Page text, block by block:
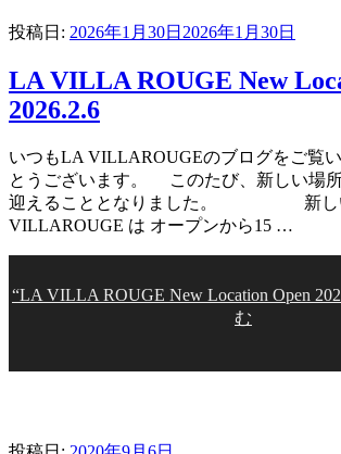
投稿日: 2026年1月30日 2026年1月30日
LA VILLA ROUGE New
2026.2.6
いつもLA VILLAROUGEのブログをご覧
とうございます。 このたび、新しい場
迎えることとなりました。 新しい
VILLAROUGE は オープンから15 …
“LA VILLA ROUGE New Location Open
む